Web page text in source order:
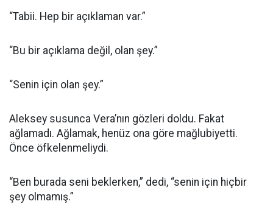
“Tabii. Hep bir açıklaman var.”
“Bu bir açıklama değil, olan şey.”
“Senin için olan şey.”
Aleksey susunca Vera’nın gözleri doldu. Fakat
ağlamadı. Ağlamak, henüz ona göre mağlubiyetti.
Önce öfkelenmeliydi.
“Ben burada seni beklerken,” dedi, “senin için hiçbir
şey olmamış.”